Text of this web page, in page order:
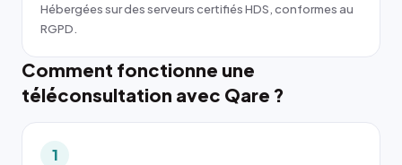
Hébergées sur des serveurs certifiés HDS, conformes au
RGPD.
Comment fonctionne une
téléconsultation avec Qare ?
1